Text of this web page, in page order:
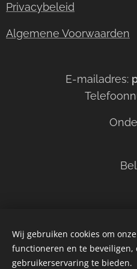
Privacybeleid
Algemene Voorwaarden
E-mailadres:
Wij gebruiken cookies om
functioneren en te beveiligen,
gebruikerservaring te bieden.